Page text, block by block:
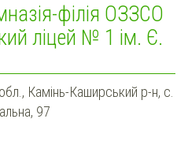
філія ОЗЗСО
ліцей № 1 ім. Є.
Камінь-Каширський р-н, с.
97